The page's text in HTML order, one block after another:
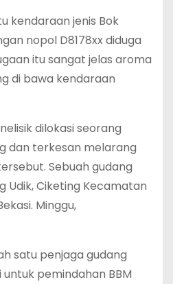
kendaraan jenis Bok
nopol D8178xx diduga
itu sangat jelas aroma
di bawa kendaraan
dilokasi seorang
dan terkesan melarang
Sebuah gudang
Udik, Ciketing Kecamatan
Minggu,
satu penjaga gudang
pemindahan BBM